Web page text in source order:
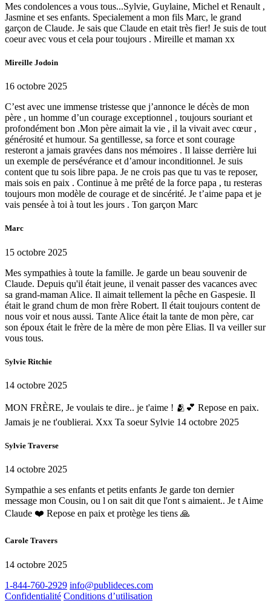
Mes condolences a vous tous...Sylvie, Guylaine, Michel et Renault ,
Jasmine et ses enfants. Specialement a mon fils Marc, le grand
garçon de Claude. Je sais que Claude en etait très fier! Je suis de tout
coeur avec vous et cela pour toujours . Mireille et maman xx
Mireille Jodoin
16 octobre 2025
C’est avec une immense tristesse que j’annonce le décès de mon
père , un homme d’un courage exceptionnel , toujours souriant et
profondément bon .Mon père aimait la vie , il la vivait avec cœur ,
générosité et humour. Sa gentillesse, sa force et sont courage
resteront a jamais gravées dans nos mémoires . Il laisse derrière lui
un exemple de persévérance et d’amour inconditionnel. Je suis
content que tu sois libre papa. Je ne crois pas que tu vas te reposer,
mais sois en paix . Continue à me prêté de la force papa , tu resteras
toujours mon modèle de courage et de sincérité. Je t’aime papa et je
vais pensée à toi à tout les jours . Ton garçon Marc
Marc
15 octobre 2025
Mes sympathies à toute la famille. Je garde un beau souvenir de
Claude. Depuis qu'il était jeune, il venait passer des vacances avec
sa grand-maman Alice. Il aimait tellement la pêche en Gaspesie. Il
était le grand chum de mon frère Robert. Il était toujours content de
nous voir et nous aussi. Tante Alice était la tante de mon père, car
son époux était le frère de la mère de mon père Elias. Il va veiller sur
vous tous.
Sylvie Ritchie
14 octobre 2025
MON FRÈRE, Je voulais te dire.. je t'aime ! 🫂💕 Repose en paix.
Jamais je ne t'oublierai. Xxx Ta soeur Sylvie 14 octobre 2025
Sylvie Traverse
14 octobre 2025
Sympathie a ses enfants et petits enfants Je garde ton dernier
message mon Cousin, ou l on sait dit que l'ont s aimaient.. Je t Aime
Claude ❤️ Repose en paix et protège les tiens 🙏
Carole Travers
14 octobre 2025
1-844-760-2929 info@publideces.com
Confidentialité Conditions d’utilisation